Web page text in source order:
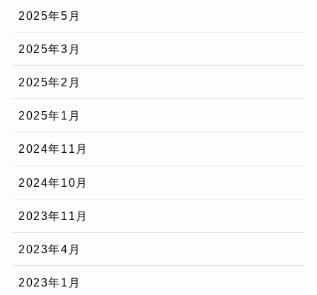
2025年5月
2025年3月
2025年2月
2025年1月
2024年11月
2024年10月
2023年11月
2023年4月
2023年1月